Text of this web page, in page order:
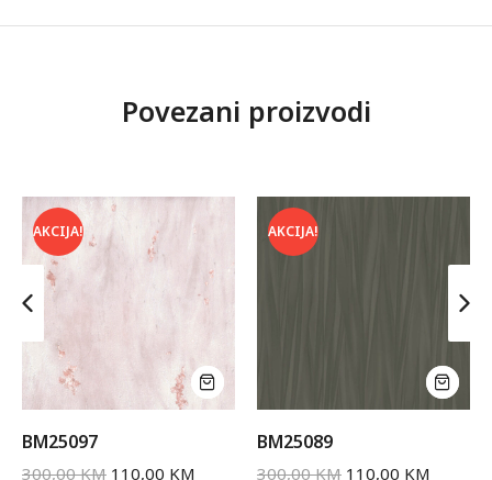
Povezani proizvodi
AKCIJA!
BM25097
300,00KM 110,00 KM
AKCIJA!
BM25089
300,00KM 110,00 KM